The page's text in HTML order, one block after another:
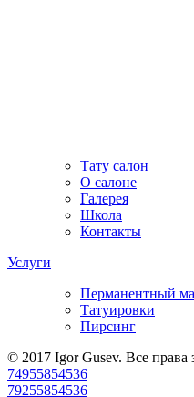
Тату салон
О салоне
Галерея
Школа
Контакты
Услуги
Перманентный
Татуировки
Пирсинг
© 2017 Igor Gusev. Все
74955854536
79255854536